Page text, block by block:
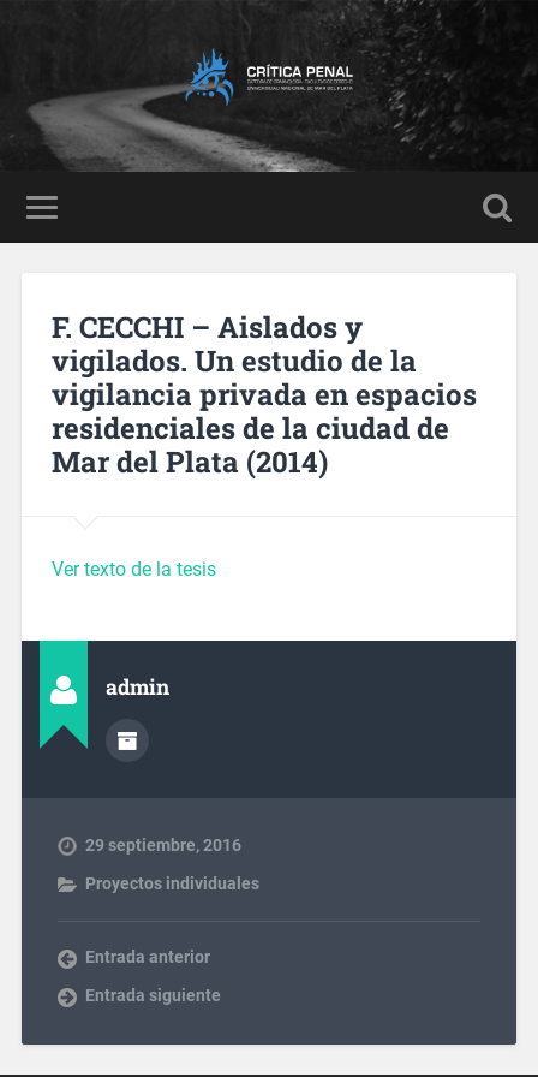
F. CECCHI – Aislados y
vigilados. Un estudio de la
vigilancia privada en espacios
residenciales de la ciudad de
Mar del Plata (2014)
Ver texto de la tesis
admin
29 septiembre, 2016
Proyectos individuales
Entrada anterior
Entrada siguiente